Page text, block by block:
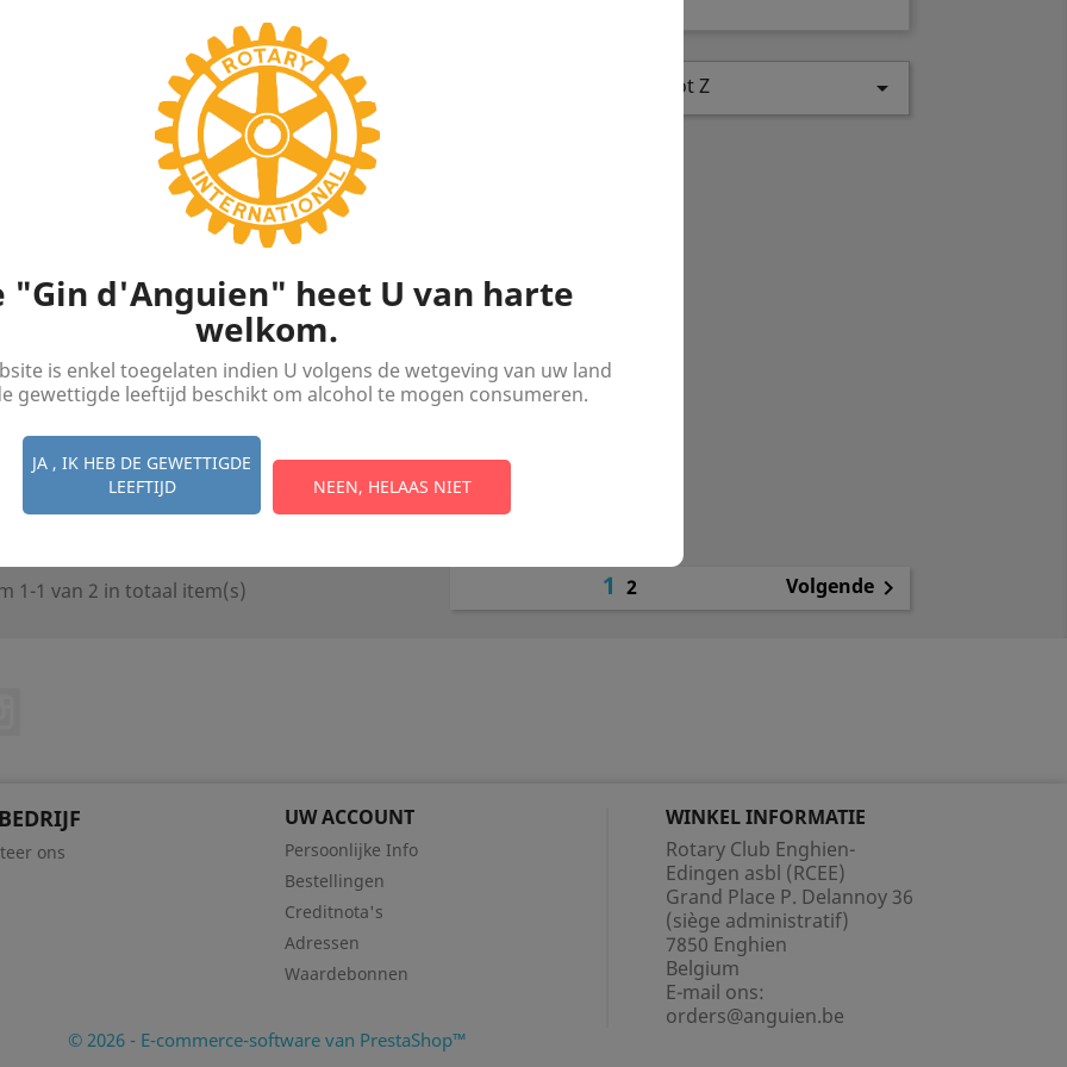
"Gin d'Anguien" heet U van harte
welkom.
is enkel toegelaten indien U volgens de wetgeving van uw land
gewettigde leeftijd beschikt om alcohol te mogen consumeren.
JA , IK HEB DE GEWETTIGDE
LEEFTIJD
NEEN, HELAAS NIET
Naam: A tot Z 
Gin D'Anguien - Cuvée...
€ 440,00
 Snel bekijken
1-1 van 2 in totaal item(s) 12 Volgende
ons
UW ACCOUNT
Persoonlijke Info
Bestellingen
Creditnota's
Adressen
Waardebonnen
WINKEL INFORMATIE
Rotary Club Enghien-
Edingen asbl (RCEE)
Grand Place P. Delannoy 36
(siège administratif)
7850 Enghien
Belgium
E-mail ons:
orders@anguien.be
© 2026 - E-commerce-software van PrestaShop™